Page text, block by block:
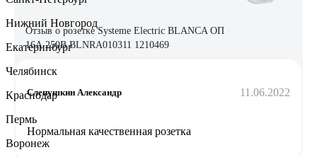
Отзыв о розетке Systeme Electric BLANCA ОП
16А 250В BLNRA010311 1210469
Слепушкин Александр 11.06.2022
Нормальная качественная розетка
Нижний Новгород
Екатеринбург
Челябинск
Краснодар
Пермь
Воронеж